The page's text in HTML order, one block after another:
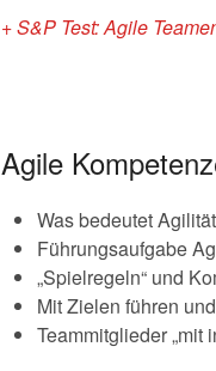
+ S&P Test: Agile
Agile
Was bedeutet
Führungsaufgabe
„Spielregeln“ und
Mit Zielen führen
Teammitglieder „mit